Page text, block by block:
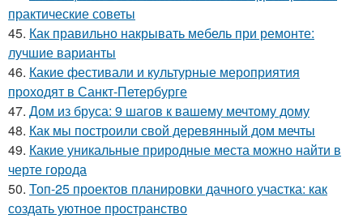
практические советы
45. Как правильно накрывать мебель при ремонте:
лучшие варианты
46. Какие фестивали и культурные мероприятия
проходят в Санкт-Петербурге
47. Дом из бруса: 9 шагов к вашему мечтому дому
48. Как мы построили свой деревянный дом мечты
49. Какие уникальные природные места можно найти в
черте города
50. Топ-25 проектов планировки дачного участка: как
создать уютное пространство